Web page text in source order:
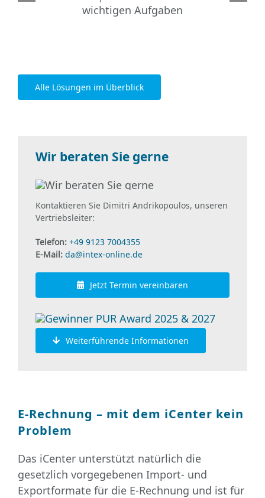
wichtigen Aufgaben
Alle Lösungen im Überblick
Wir beraten Sie gerne
Kontaktieren Sie Dimitri Andrikopoulos, unseren
Vertriebsleiter:
Telefon: +49 9123 7004355
E-Mail: da@intex-online.de
Jetzt Termin vereinbaren
Weiterführende Informationen
E-Rechnung – mit dem iCenter kein
Problem
Das iCenter unterstützt natürlich die
gesetzlich vorgegebenen Import- und
Exportformate für die E-Rechnung und ist für